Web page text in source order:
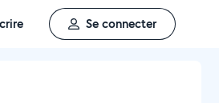
Se connecter